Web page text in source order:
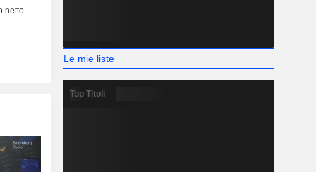
Le mie liste
Top Titoli